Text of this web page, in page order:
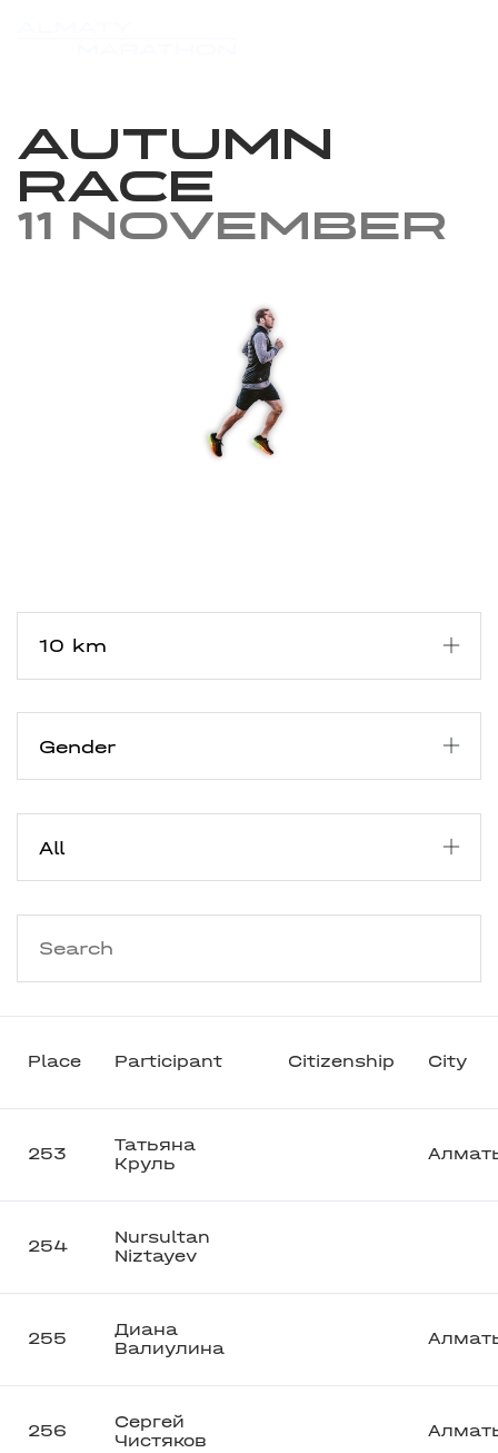
Autumn
Race
11 November
Place Participant Citizenship City
253
Татьяна
Круль
254
Nursultan
Niztayev
255
Диана
Валиулина
256
Сергей
Чистяков